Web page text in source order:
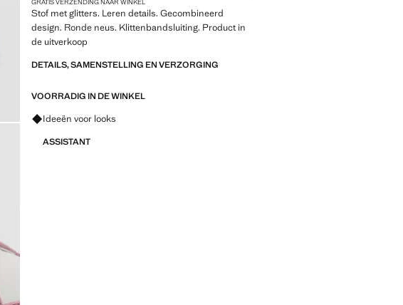
GRATIS VERZENDING NAAR WINKEL
Stof met glitters. Leren details. Gecombineerd
design. Ronde neus. Klittenbandsluiting. Product in
de uitverkoop
DETAILS, SAMENSTELLING EN VERZORGING
VOORRADIG IN DE WINKEL
Vraag om outfitideeën, kledingstukken en trends
Ideeën voor looks
ASSISTANT